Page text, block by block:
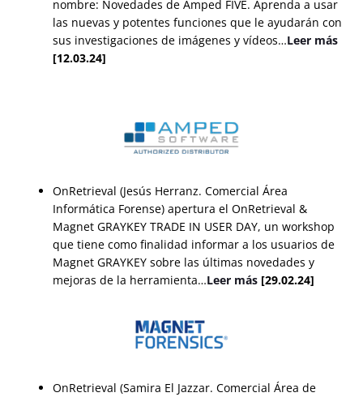
nombre: Novedades de Amped FIVE. Aprenda a usar
las nuevas y potentes funciones que le ayudarán con
sus investigaciones de imágenes y vídeos…Leer más
[12.03.24]
OnRetrieval (Jesús Herranz. Comercial Área
Informática Forense) apertura el OnRetrieval &
Magnet GRAYKEY TRADE IN USER DAY, un workshop
que tiene como finalidad informar a los usuarios de
Magnet GRAYKEY sobre las últimas novedades y
mejoras de la herramienta…Leer más [29.02.24]
OnRetrieval (Samira El Jazzar. Comercial Área de